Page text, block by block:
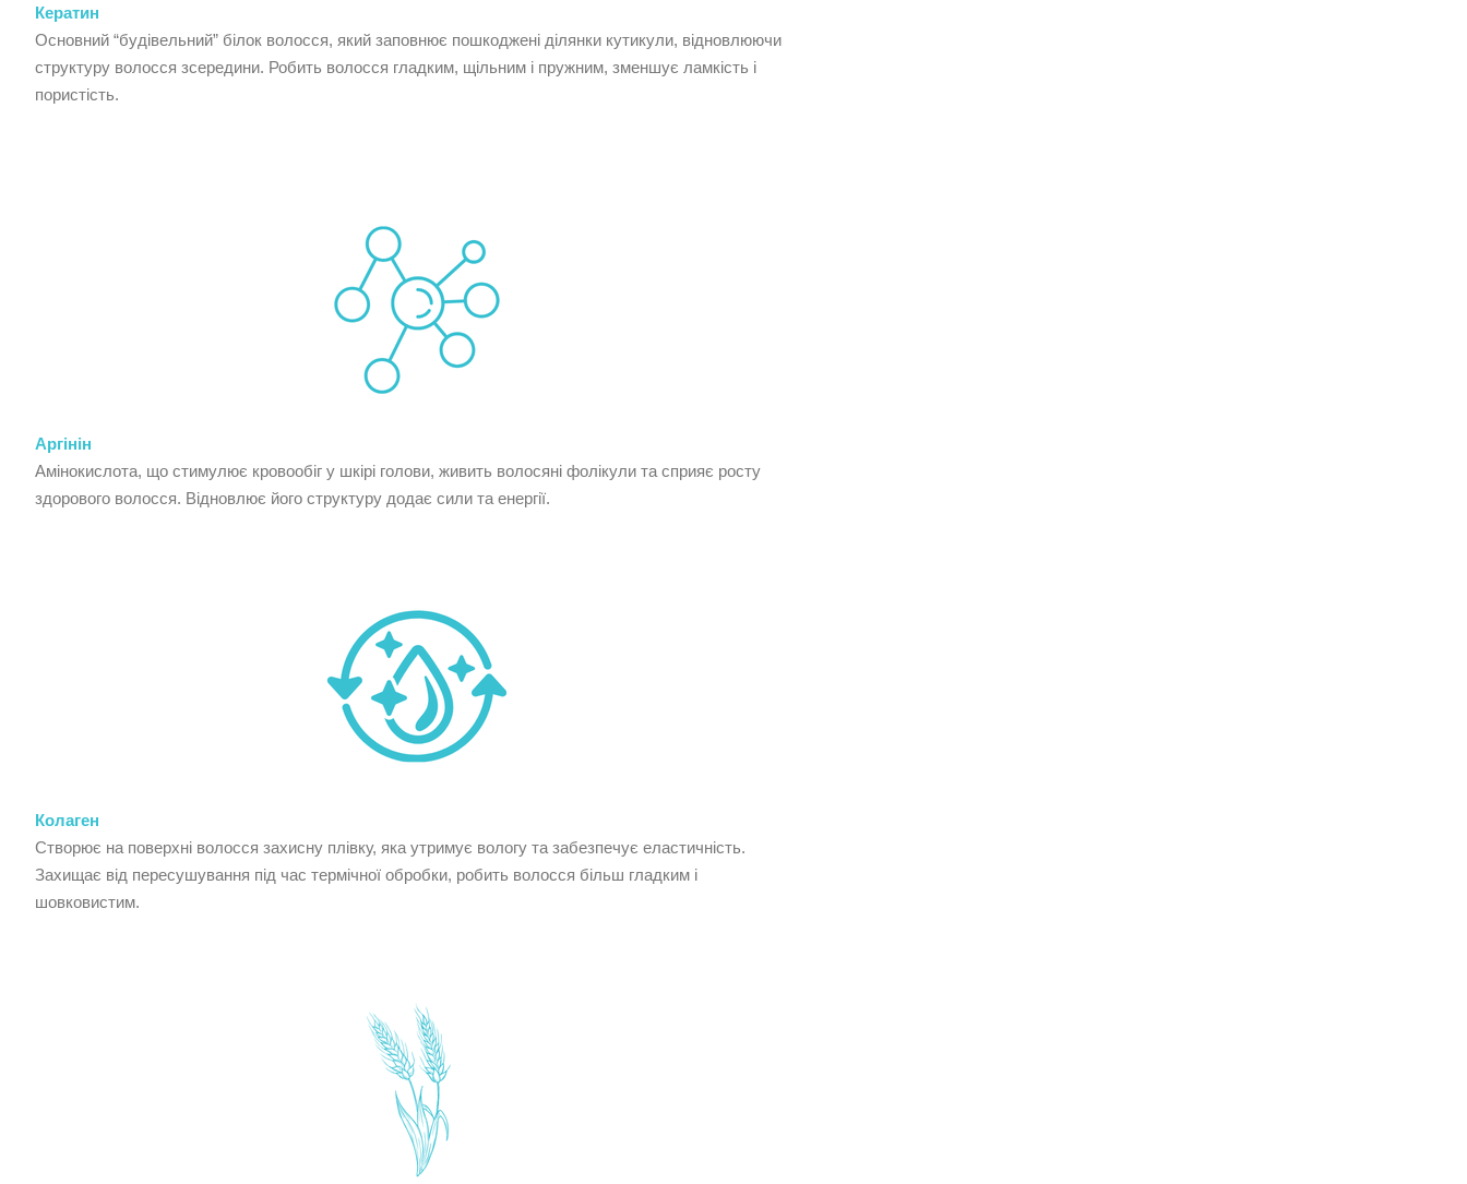
Кератин
Основний “будівельний” білок волосся, який заповнює пошкоджені ділянки кутикули, відновлюючи
структуру волосся зсередини. Робить волосся гладким, щільним і пружним, зменшує ламкість і
пористість.
Аргінін
Амінокислота, що стимулює кровообіг у шкірі голови, живить волосяні фолікули та сприяє росту
здорового волосся. Відновлює його структуру додає сили та енергії.
Колаген
Створює на поверхні волосся захисну плівку, яка утримує вологу та забезпечує еластичність.
Захищає від пересушування під час термічної обробки, робить волосся більш гладким і
шовковистим.